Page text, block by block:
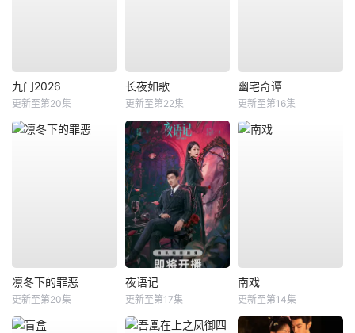
九门2026
更新至第20集
长夜如歌
更新至第22集
幽宅奇谭
更新至第16集
凛冬下的罪恶
更新至第20集
夜语记
更新至第17集
南戏
更新至第14集